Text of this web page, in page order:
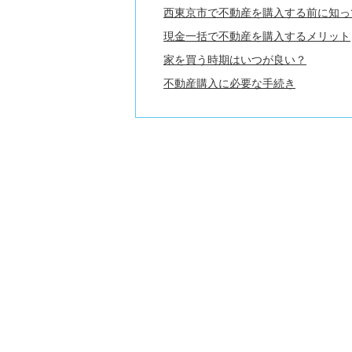
西東京市で不動産を購入する前に知
現金一括で不動産を購入するメリット
家を買う時期はいつが良い？
不動産購入に必要な手続き